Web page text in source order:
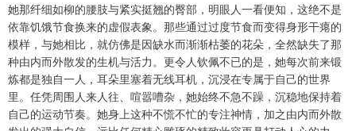
她那纤细如柳的腰肢与紧实挺翘的臀部，明眼人一看便知，这绝不是
依靠饥饿节食换来的虚假表象。那些通过过度节食而变得身形干瘪的
模样，与她相比，就仿佛是因缺水而渐渐枯萎的花朵，全然缺失了那
种由内而外散发的生机与活力。更令人钦佩不已的是，她每次前来锻
炼都是独自一人，耳朵里塞着无线耳机，沉浸在专属于自己的世界
里。任凭周围人来人往、喧嚣嘈杂，她始终不急不躁，沉稳地保持着
自己的运动节奏。她身上这种不慌不忙的专注神情，加之由内而外散